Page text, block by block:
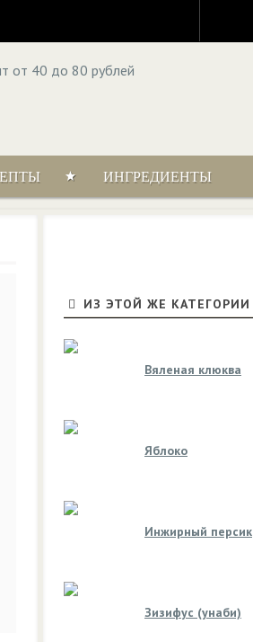
ИНГРЕДИЕНТЫ
ИЗ ЭТОЙ ЖЕ КАТЕГОРИИ
Вяленая клюква
Яблоко
Инжирный персик
Зизифус (унаби)